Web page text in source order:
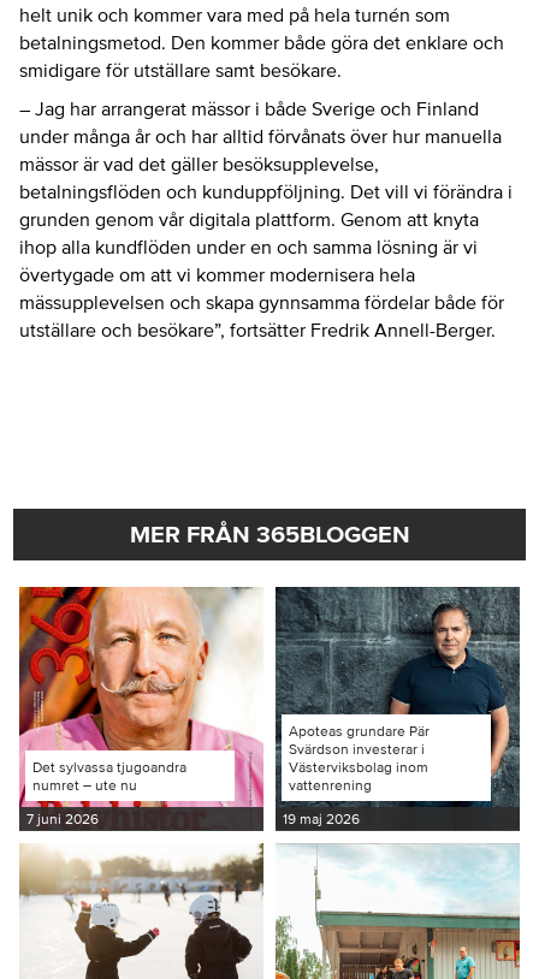
helt unik och kommer vara med på hela turnén som
betalningsmetod. Den kommer både göra det enklare och
smidigare för utställare samt besökare.
– Jag har arrangerat mässor i både Sverige och Finland
under många år och har alltid förvånats över hur manuella
mässor är vad det gäller besöksupplevelse,
betalningsflöden och kunduppföljning. Det vill vi förändra i
grunden genom vår digitala plattform. Genom att knyta
ihop alla kundflöden under en och samma lösning är vi
övertygade om att vi kommer modernisera hela
mässupplevelsen och skapa gynnsamma fördelar både för
utställare och besökare”, fortsätter Fredrik Annell-Berger.
MER FRÅN 365BLOGGEN
Det sylvassa tjugoandra
numret – ute nu
7 juni 2026
Apoteas grundare Pär
Svärdson investerar i
Västerviksbolag inom
vattenrening
19 maj 2026